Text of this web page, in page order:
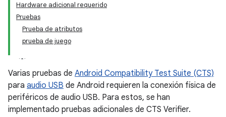
Hardware adicional requerido
Pruebas
Prueba de atributos
prueba de juego
Varias pruebas de Android Compatibility Test Suite (CTS)
para audio USB de Android requieren la conexión física de
periféricos de audio USB. Para estos, se han
implementado pruebas adicionales de CTS Verifier.